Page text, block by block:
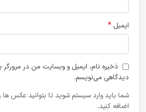
ایمیل *
ذخیره نام، ایمیل و وبسایت من در مرورگر
دیدگاهی می‌نویسم.
شما باید وارد سیستم شوید تا بتوانید عکس ها
اضافه کنید.